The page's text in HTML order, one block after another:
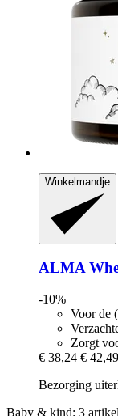
Winkelmandje
ALMA
-10%
Voor de
Zorgt
€ 38,24 € 42,49
Bezorging
Baby & kind: 3